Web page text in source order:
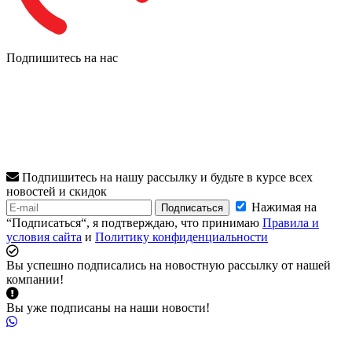
Подпишитесь на нас
Подпишитесь на нашу рассылку и будьте в курсе всех
новостей и скидок
Подписаться
Нажимая на
“Подписаться“, я подтверждаю, что принимаю Правила и
условия сайта и Политику конфиденциальности
Вы успешно подписались на новостную рассылку от нашей
компании!
Вы уже подписаны на наши новости!